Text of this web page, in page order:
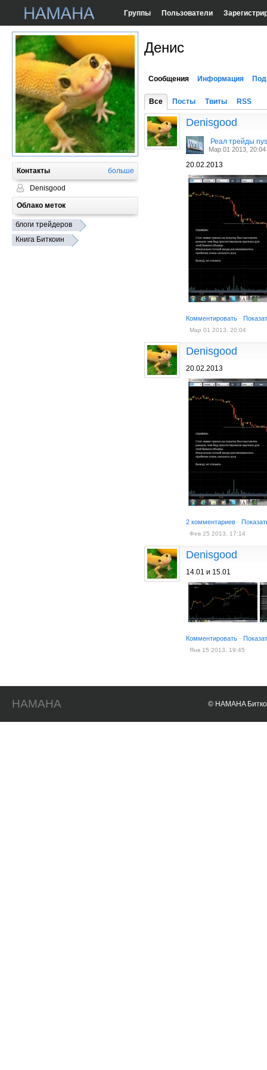
Группы Пользователи
Контакты больше
Denisgood
Облако меток
блоги трейдеров
Книга Биткоин
Денис
Сообщения Информация
Все Посты Твиты RSS
Denisgood
Реал трейды
Мар 01 2013, 20:04
20.02.2013
Комментировать ·
Мар 01 2013, 20:04
Denisgood
20.02.2013
2 комментариев ·
Фев 25 2013, 17:14
Denisgood
14.01 и 15.01
Комментировать ·
Янв 15 2013, 19:45
HAMAHA © HAMAHA